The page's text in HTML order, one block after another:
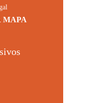
MAPA